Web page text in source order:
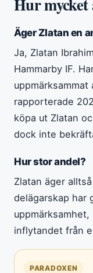
Äger Zlatan en
Ja, Zlatan
Hammarby IF.
rapporterade
köpa ut Zlatan
dock inte
Hur stor andel?
Zlatan äger
delägarskap har
inflytandet från
PARADOXEN